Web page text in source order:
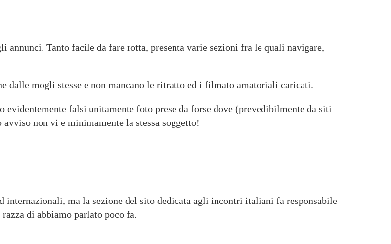
annunci. Tanto facile da fare rotta, presenta varie sezioni fra le quali navigare,
dalle mogli stesse e non mancano le ritratto ed i filmato amatoriali caricati.
falsi unitamente foto prese da forse dove (prevedibilmente da siti
non vi e minimamente la stessa soggetto!
internazionali, ma la sezione del sito dedicata agli incontri italiani fa responsabile
di abbiamo parlato poco fa.